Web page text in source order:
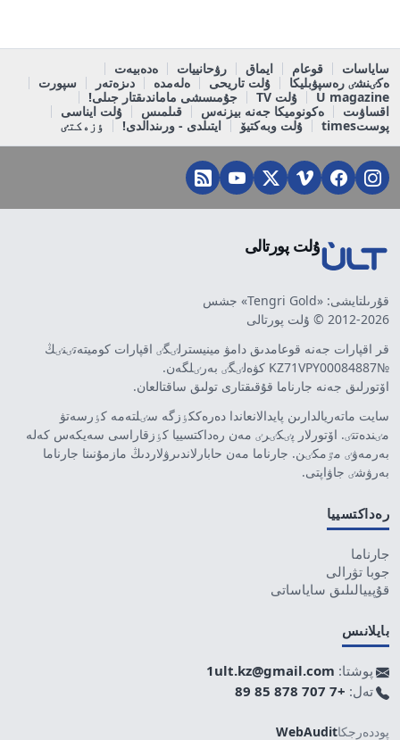
ساياسات قوعام ايماق رۋحانييات
ەدەبيەت
ەكٸنشٸ رەسپۋبليكا
ۇلت تاريحى ەلەمدە دىزەتەر
سپورت
U magazine
ۇلت TV
جۇمىسشى ماماندىقتار جىلى!
اقساۋىت
ەكونوميكا جەنە بيزنەس قىلمىس
ۇلت ايناسى
پوستtimes
ۇلت وبەكتيۆ ايتىلدى - ورىندالدى! ٶزەكتٸ
ۇلت پورتالى
قۇرىلتايشى: «Tengri Gold» جشس
2012-2026 © ۇلت پورتالى
قر اقپارات جەنە قوعامدىق دامۋ مينيسترلٸگٸ اقپارات كوميتەتٸنٸڭ
№KZ71VPY00084887 كۋەلٸگٸ بەرٸلگەن.
اۆتورلىق جەنە جارناما قۇقىقتارى تولىق ساقتالعان.
سايت ماتەريالدارىن پايدالانعاندا دەرەككٶزگە سٸلتەمە كٶرسەتۋ
مٸندەتتٸ. اۆتورلار پٸكٸرٸ مەن رەداكتسييا كٶزقاراسى سەيكەس كەلە
بەرمەۋٸ مٷمكٸن. جارناما مەن حابارلاندىرۋلاردىڭ مازمۇنىنا جارناما
بەرۋشٸ جاۋاپتى.
رەداكتسييا
جارناما
جوبا تۋرالى
قۇپييالىلىق ساياساتى
بايلانىس
پوشتا: 1ult.kz@gmail.com
تەل: +7 707 878 85 89
پوددەرجكاWebAudit